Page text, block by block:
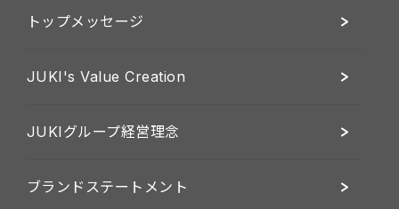
トップメッセージ
JUKI's Value Creation
JUKIグループ経営理念
ブランドステートメント